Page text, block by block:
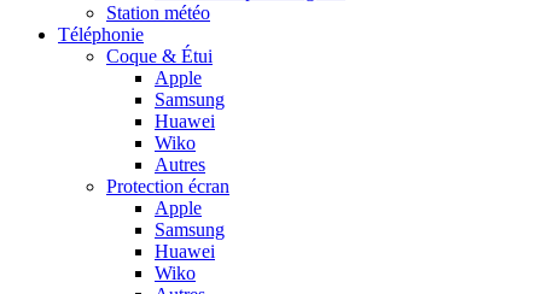
Station météo
Téléphonie
Coque & Étui
Apple
Samsung
Huawei
Wiko
Autres
Protection écran
Apple
Samsung
Huawei
Wiko